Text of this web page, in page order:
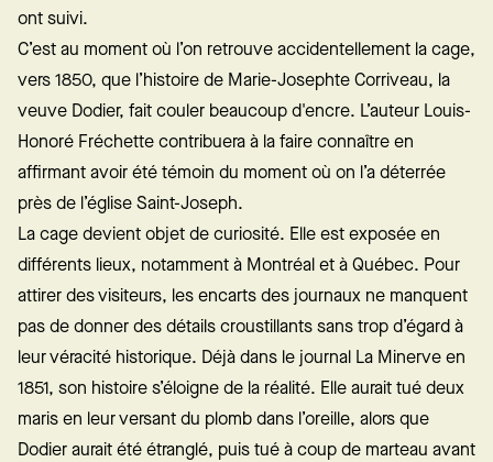
ont suivi.
C’est au moment où l’on retrouve accidentellement la cage,
vers 1850, que l’histoire de Marie-Josephte Corriveau, la
veuve Dodier, fait couler beaucoup d'encre. L’auteur Louis-
Honoré Fréchette contribuera à la faire connaître en
affirmant avoir été témoin du moment où on l’a déterrée
près de l’église Saint-Joseph.
La cage devient objet de curiosité. Elle est exposée en
différents lieux, notamment à Montréal et à Québec. Pour
attirer des visiteurs, les encarts des journaux ne manquent
pas de donner des détails croustillants sans trop d’égard à
leur véracité historique. Déjà dans le journal La Minerve en
1851, son histoire s’éloigne de la réalité. Elle aurait tué deux
maris en leur versant du plomb dans l’oreille, alors que
Dodier aurait été étranglé, puis tué à coup de marteau avant